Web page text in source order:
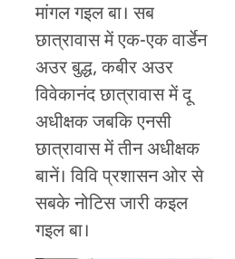
मांगल गइल बा। सब
छात्रावास में एक-एक वार्डेन
अउर बुद्ध, कबीर अउर
विवेकानंद छात्रावास में दू
अधीक्षक जबकि एनसी
छात्रावास में तीन अधीक्षक
बानें। विवि प्रशासन ओर से
सबके नोटिस जारी कइल
गइल बा।